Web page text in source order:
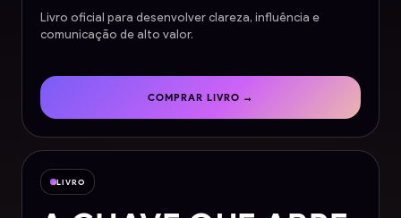
Livro oficial para desenvolver clareza, influência e
comunicação de alto valor.
COMPRAR LIVRO →
LIVRO